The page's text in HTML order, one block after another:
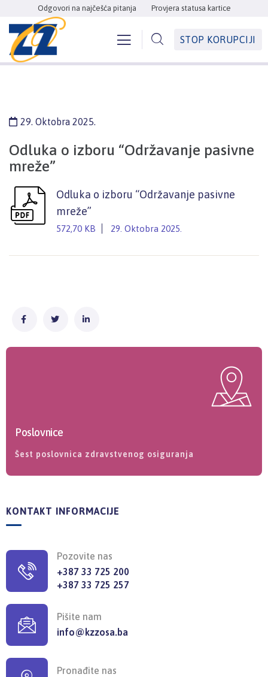
Odgovori na najčešća pitanja Provjera statusa kartice
STOP KORUPCIJI
29. Oktobra 2025.
Odluka o izboru “Održavanje pasivne
mreže”
Odluka o izboru “Održavanje pasivne
mreže”
572,70 KB 29. Oktobra 2025.
Poslovnice
Šest poslovnica zdravstvenog osiguranja
KONTAKT INFORMACIJE
Pozovite nas
+387 33 725 200
+387 33 725 257
Pišite nam
info@kzzosa.ba
Pronađite nas